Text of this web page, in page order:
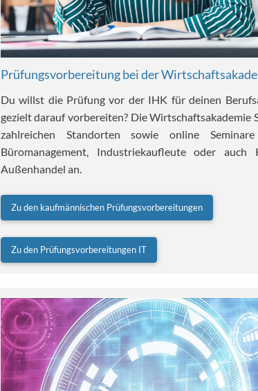
Prüfungsvorbereitung bei der
Du willst die Prüfung vor der IHK für deinen
gezielt darauf vorbereiten? Die Wirtschaftsakademie
zahlreichen Standorten sowie online
Büromanagement, Industriekaufleute oder
Außenhandel an.
Zu den kaufmännischen Prüfungsvorbereitungen
Zu den Prüfungsvorbereitungen IT